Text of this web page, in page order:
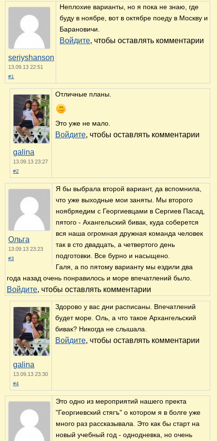
seriyshanson
13.09.13 22:51
#1
Неплохие варианты, но я пока не знаю, где
буду в ноябре, вот в октябре поеду в Москву и
Барановичи.
Войдите, чтобы оставлять комментарии
galina
13.09.13 23:27
#2
Отличные планы.
Это уже не мало.
Войдите, чтобы оставлять комментарии
Ольга
13.09.13 23:23
#3
Я бы выбрала второй вариант, да вспомнила,
что уже выходные мои заняты. Мы второго
ноябряедим с Георгиевцами в Сергиев Пасад,
пятого - Ахангельский бивак, куда соберется
вся наша огромная дружная команда человек
так в сто двадцать, а четвертого день
подготовки. Все бурно и насыщено.
Галя, а по пятому варианту мы ездили два
года назад очень понравилось и море впечатлений было.
Войдите, чтобы оставлять комментарии
galina
13.09.13 23:30
#4
Здорово у вас дни расписаны. Впечатлений
будет море. Оль, а что такое Архангельский
бивак? Никогда не слышала.
Войдите, чтобы оставлять комментарии
Это одно из мероприятий нашего пректа
"Георгиевский стягъ" о котором я в болге уже
много раз рассказывала. Это как бы старт на
новый учебный год - однодневка, но очень